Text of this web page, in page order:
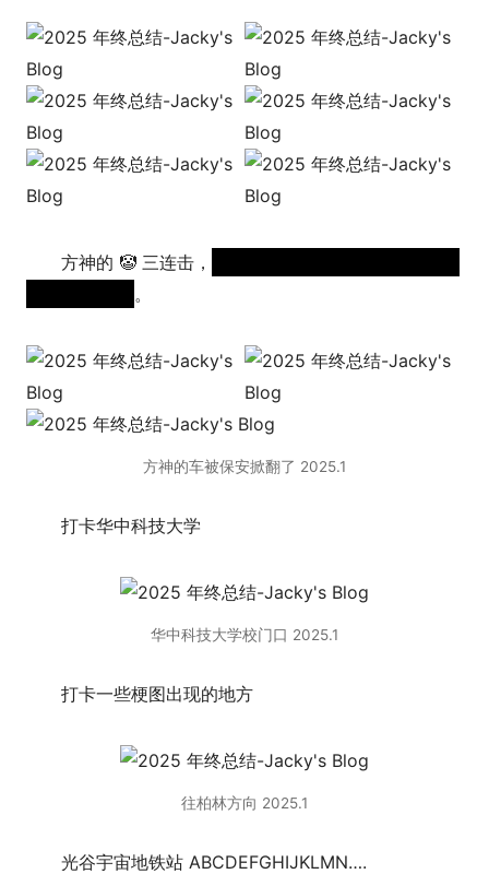
方神的 🤡 三连击，
。
方神的车被保安掀翻了 2025.1
打卡华中科技大学
华中科技大学校门口 2025.1
打卡一些梗图出现的地方
往柏林方向 2025.1
光谷宇宙地铁站 ABCDEFGHIJKLMN….